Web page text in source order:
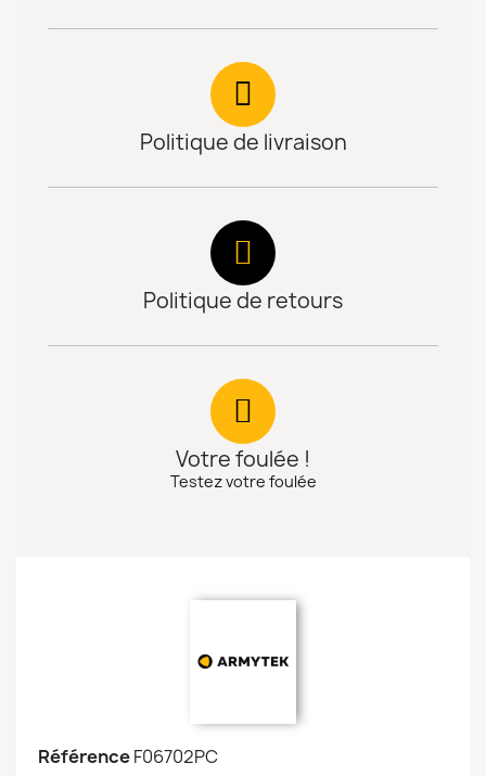
Politique de livraison
Politique de retours
Votre foulée !
Testez votre foulée
RéférenceF06702PC